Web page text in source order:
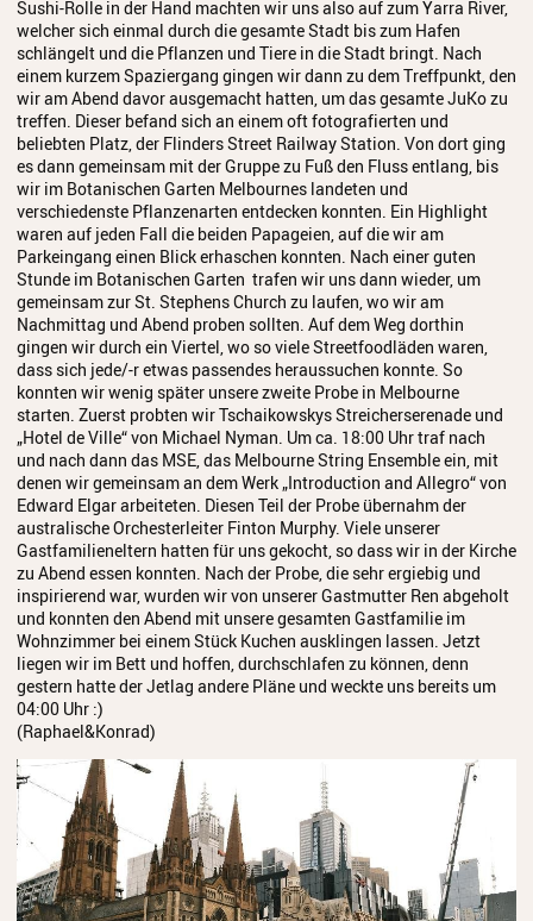
Sushi-Rolle in der Hand machten wir uns also auf zum Yarra River,
welcher sich einmal durch die gesamte Stadt bis zum Hafen
schlängelt und die Pflanzen und Tiere in die Stadt bringt. Nach
einem kurzem Spaziergang gingen wir dann zu dem Treffpunkt, den
wir am Abend davor ausgemacht hatten, um das gesamte JuKo zu
treffen. Dieser befand sich an einem oft fotografierten und
beliebten Platz, der Flinders Street Railway Station. Von dort ging
es dann gemeinsam mit der Gruppe zu Fuß den Fluss entlang, bis
wir im Botanischen Garten Melbournes landeten und
verschiedenste Pflanzenarten entdecken konnten. Ein Highlight
waren auf jeden Fall die beiden Papageien, auf die wir am
Parkeingang einen Blick erhaschen konnten. Nach einer guten
Stunde im Botanischen Garten trafen wir uns dann wieder, um
gemeinsam zur St. Stephens Church zu laufen, wo wir am
Nachmittag und Abend proben sollten. Auf dem Weg dorthin
gingen wir durch ein Viertel, wo so viele Streetfoodläden waren,
dass sich jede/-r etwas passendes heraussuchen konnte. So
konnten wir wenig später unsere zweite Probe in Melbourne
starten. Zuerst probten wir Tschaikowskys Streicherserenade und
„Hotel de Ville“ von Michael Nyman. Um ca. 18:00 Uhr traf nach
und nach dann das MSE, das Melbourne String Ensemble ein, mit
denen wir gemeinsam an dem Werk „Introduction and Allegro“ von
Edward Elgar arbeiteten. Diesen Teil der Probe übernahm der
australische Orchesterleiter Finton Murphy. Viele unserer
Gastfamilieneltern hatten für uns gekocht, so dass wir in der Kirche
zu Abend essen konnten. Nach der Probe, die sehr ergiebig und
inspirierend war, wurden wir von unserer Gastmutter Ren abgeholt
und konnten den Abend mit unsere gesamten Gastfamilie im
Wohnzimmer bei einem Stück Kuchen ausklingen lassen. Jetzt
liegen wir im Bett und hoffen, durchschlafen zu können, denn
gestern hatte der Jetlag andere Pläne und weckte uns bereits um
04:00 Uhr :)
(Raphael&Konrad)